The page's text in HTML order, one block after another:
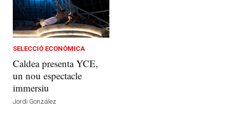
SELECCIÓ ECONÒMICA
Caldea presenta YCE,
un nou espectacle
immersiu
Jordi González